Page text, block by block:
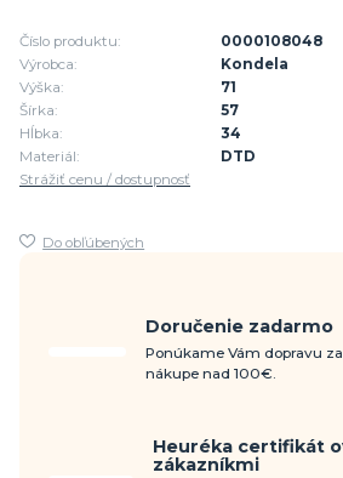
Číslo produktu:
0000108048
Výrobca:
Kondela
Výška:
71
Šírka:
57
Hĺbka:
34
Materiál:
DTD
Strážiť cenu / dostupnosť
Do obľúbených
Doručenie zadarmo
Ponúkame Vám dopravu
nákupe nad 100€.
Heuréka certifikát
zákazníkmi